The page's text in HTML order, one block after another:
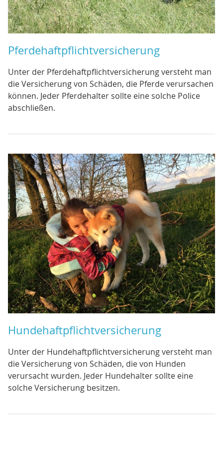
Pferdehaftpflichtversicherung
Unter der Pferdehaftpflichtversicherung versteht man
die Versicherung von Schäden, die Pferde verursachen
können. Jeder Pferdehalter sollte eine solche Police
abschließen.
Hundehaftpflichtversicherung
Unter der Hundehaftpflichtversicherung versteht man
die Versicherung von Schäden, die von Hunden
verursacht wurden. Jeder Hundehalter sollte eine
solche Versicherung besitzen.